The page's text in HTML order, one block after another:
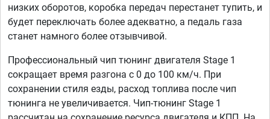
низких оборотов, коробка передач перестанет тупить, и
будет переключать более адекватно, а педаль газа
станет намного более отзывчивой.
Профессиональный чип тюнинг двигателя Stage 1
сокращает время разгона с 0 до 100 км/ч. При
сохранении стиля езды, расход топлива после чип
тюнинга не увеличивается. Чип-тюнинг Stage 1